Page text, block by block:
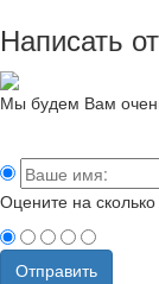
Написать
Мы будем Вам
Оцените на
Отправить